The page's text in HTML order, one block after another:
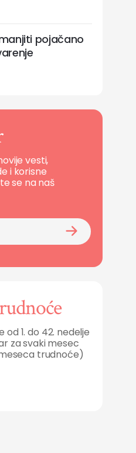
pojačano
vesti,
i korisne
se na naš
1. do 42. nedelje
za svaki mesec
trudnoće)